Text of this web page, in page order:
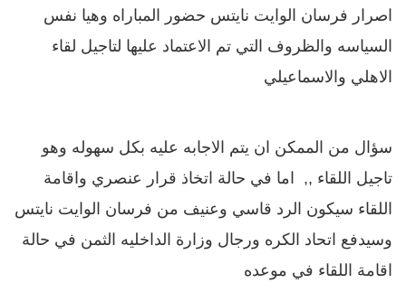
اصرار فرسان الوايت نايتس حضور المباراه وهيا نفس
السياسه والظروف التي تم الاعتماد عليها لتاجيل لقاء
الاهلي والاسماعيلي
سؤال من الممكن ان يتم الاجابه عليه بكل سهوله وهو
تاجيل اللقاء ,, اما في حالة اتخاذ قرار عنصري واقامة
اللقاء سيكون الرد قاسي وعنيف من فرسان الوايت نايتس
وسيدفع اتحاد الكره ورجال وزارة الداخليه الثمن في حالة
اقامة اللقاء في موعده